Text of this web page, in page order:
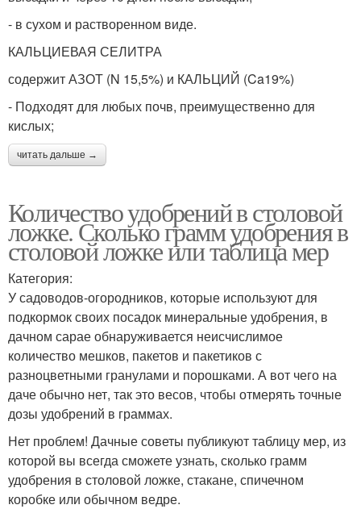
- в сухом и растворенном виде.
КАЛЬЦИЕВАЯ СЕЛИТРА
содержит АЗОТ (N 15,5%) и КАЛЬЦИЙ (Ca19%)
- Подходят для любых почв, преимущественно для
кислых;
читать дальше →
Количество удобрений в столовой
ложке. Сколько грамм удобрения в
столовой ложке или таблица мер
Категория:
У садоводов-огородников, которые используют для
подкормок своих посадок минеральные удобрения, в
дачном сарае обнаруживается неисчислимое
количество мешков, пакетов и пакетиков с
разноцветными гранулами и порошками. А вот чего на
даче обычно нет, так это весов, чтобы отмерять точные
дозы удобрений в граммах.
Нет проблем! Дачные советы публикуют таблицу мер, из
которой вы всегда сможете узнать, сколько грамм
удобрения в столовой ложке, стакане, спичечном
коробке или обычном ведре.